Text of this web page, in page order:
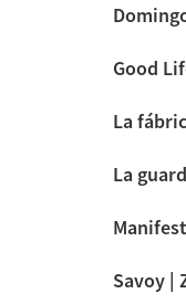
Good
La
La
Savoy |